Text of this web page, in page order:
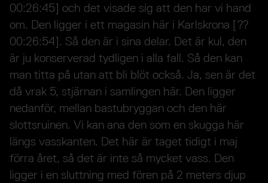
00:26:45] och det visade sig att den har vi hand
om. Den ligger i ett magasin här i Karlskrona [??
00:26:54]. Så den är i sina delar. Det är kul, den
är ju konserverad tydligen i alla fall. Så den kan
man titta på utan att bli blöt också. Ja, sen är det
då vrak 5, stjärnan i samlingen här. Den ligger
nedanför, mellan bastubryggan och den här
slottsruinen. Vi kan ana den som en skugga här
längs vasskanten. Det här är taget tidigt i maj
förra året, så det är inte så mycket vass. Den
ligger i en sluttning med fören på 2 meters djup